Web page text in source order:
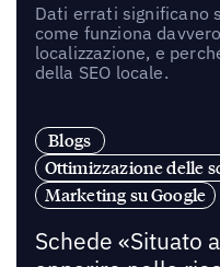
Dati errati significano
come funziona
localizzazione, e
della SEO locale.
Blogs
Ottimizzazione delle
Marketing su Google
Schede «Situato